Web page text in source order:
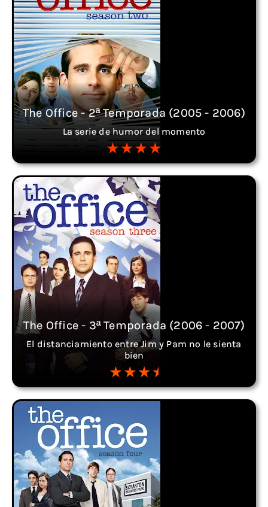
The Office - 2ª Temporada (2005 - 2006)
La serie de humor del momento
The Office - 3ª Temporada (2006 - 2007)
El distanciamiento entre Jim y Pam no le sienta
bien